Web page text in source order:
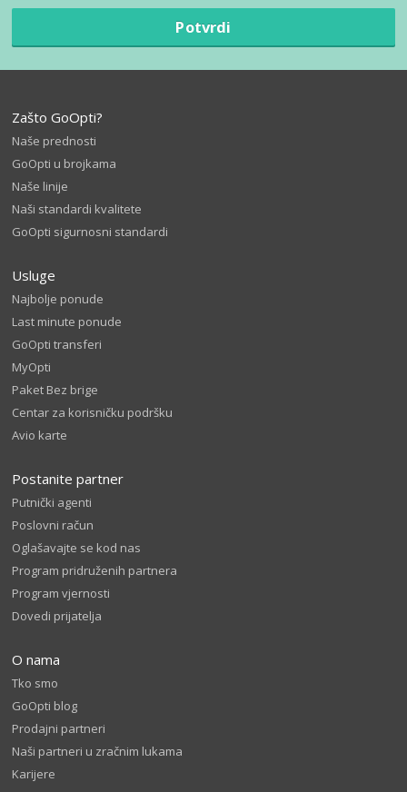
Potvrdi
Zašto GoOpti?
Naše prednosti
GoOpti u brojkama
Naše linije
Naši standardi kvalitete
GoOpti sigurnosni standardi
Usluge
Najbolje ponude
Last minute ponude
GoOpti transferi
MyOpti
Paket Bez brige
Centar za korisničku podršku
Avio karte
Postanite partner
Putnički agenti
Poslovni račun
Oglašavajte se kod nas
Program pridruženih partnera
Program vjernosti
Dovedi prijatelja
O nama
Tko smo
GoOpti blog
Prodajni partneri
Naši partneri u zračnim lukama
Karijere